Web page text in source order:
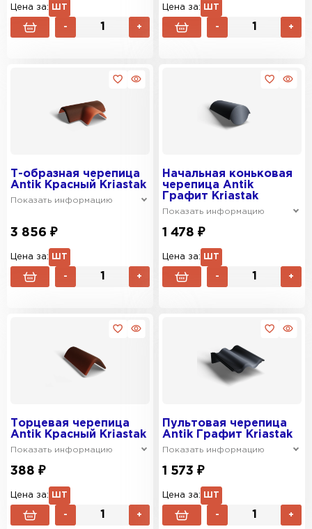
Цена за: ШТ
- +
Цена за: ШТ
- +
Т-образная черепица
Antik Красный Kriastak
Показать информацию
3 856 ₽
Цена за: ШТ
- +
Начальная коньковая
черепица Antik
Графит Kriastak
Показать информацию
1 478 ₽
Цена за: ШТ
- +
Торцевая черепица
Antik Красный Kriastak
Показать информацию
388 ₽
Цена за: ШТ
- +
Пультовая черепица
Antik Графит Kriastak
Показать информацию
1 573 ₽
Цена за: ШТ
- +